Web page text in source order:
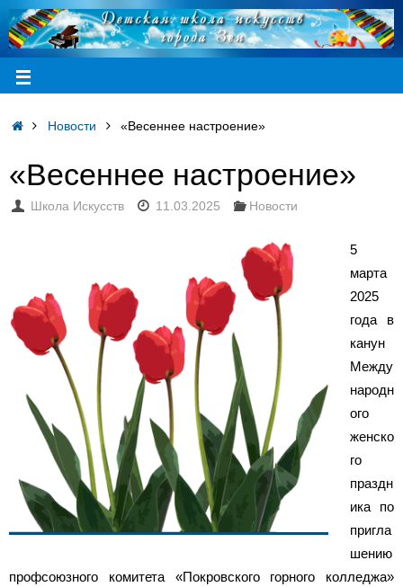
Новости «Весеннее настроение»
«Весеннее настроение»
Школа Искусств 11.03.2025 Новости
5
марта
2025
года в
канун
Между
народн
ого
женско
го
праздн
ика по
пригла
шению
профсоюзного комитета «Покровского горного колледжа»